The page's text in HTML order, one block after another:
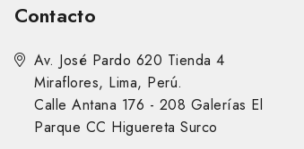
Contacto
Av. José Pardo 620 Tienda 4
Miraflores, Lima, Perú.
Calle Antana 176 - 208 Galerías El
Parque CC Higuereta Surco